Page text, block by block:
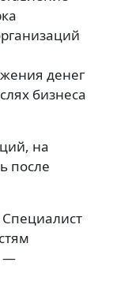
денег
бизнеса
на
после
—